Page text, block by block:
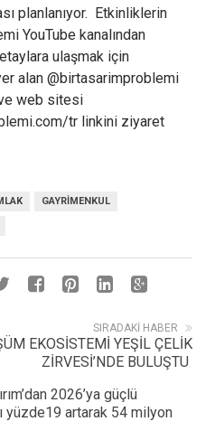
planlanıyor. Etkinliklerin
YouTube kanalından
ulaşmak için
alan @birtasarimproblemi
web sitesi
tr linkini ziyaret
GAYRIMENKUL
SIRADAKI HABER
EKOSİSTEMİ YEŞİL ÇELİK
ZİRVESİ’NDE BULUŞTU
2026’ya güçlü
yüzde19 artarak 54 milyon